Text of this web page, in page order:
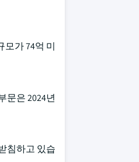
모가 74억 미
문은 2024년
침하고 있습